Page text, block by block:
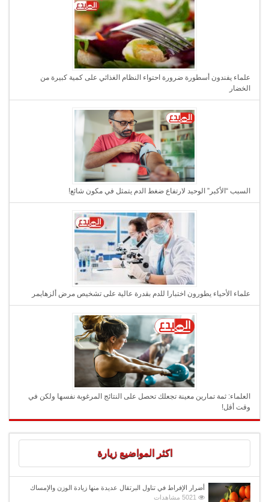
علماء يفندون أسطورة ضرورة احتواء النظام الغذائي على كمية كبيرة من
الخضار
السبب “الأكبر” الوحيد لارتفاع ضغط الدم يتمثل في مكون شائع!
علماء الأحياء يطورون اختبارا للدم بقدرة عالية على تشخيص مرض ألزهايمر
العلماء: ثمة تمارين معينة تجعلك تحصل على النتائج المرغوبة نفسها ولكن في
وقت أقل!
اكثر المواضيع زيارة
أضرار الإفراط في تناول البرتقال عديدة منها زيادة الوزن والإمساك
5021 مشاهدات